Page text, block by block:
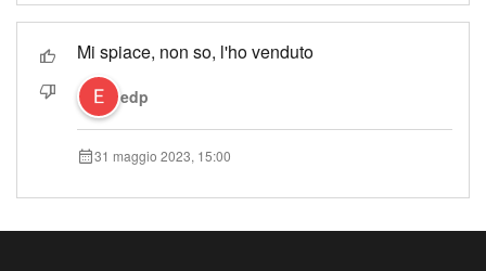
Mi spiace, non so, l'ho venduto
edp
31 maggio 2023, 15:00